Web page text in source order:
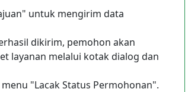
untuk mengirim data
dikirim, pemohon akan
layanan melalui kotak dialog dan
"Lacak Status Permohonan".